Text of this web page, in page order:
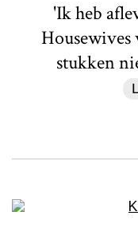
'Ik heb
Housewives
stukken